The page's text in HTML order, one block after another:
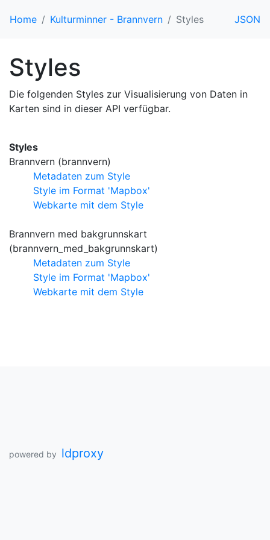
Home Kulturminner - Brannvern Styles JSON
Styles
Die folgenden Styles zur Visualisierung von Daten in
Karten sind in dieser API verfügbar.
Styles
Brannvern (brannvern)
Metadaten zum Style
Style im Format 'Mapbox'
Webkarte mit dem Style
Brannvern med bakgrunnskart
(brannvern_med_bakgrunnskart)
Metadaten zum Style
Style im Format 'Mapbox'
Webkarte mit dem Style
powered by ldproxy